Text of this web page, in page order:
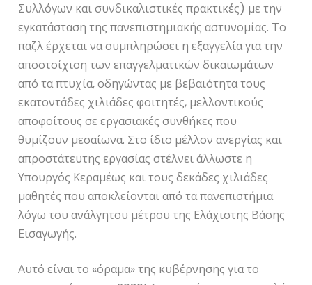
Συλλόγων και συνδικαλιστικές πρακτικές) με την
εγκατάσταση της πανεπιστημιακής αστυνομίας. Το
παζλ έρχεται να συμπληρώσει η εξαγγελία για την
αποστοίχιση των επαγγελματικών δικαιωμάτων
από τα πτυχία, οδηγώντας με βεβαιότητα τους
εκατοντάδες χιλιάδες φοιτητές, μελλοντικούς
αποφοίτους σε εργασιακές συνθήκες που
θυμίζουν μεσαίωνα. Στο ίδιο μέλλον ανεργίας και
απροστάτευτης εργασίας στέλνει άλλωστε η
Υπουργός Κεραμέως και τους δεκάδες χιλιάδες
μαθητές που αποκλείονται από τα πανεπιστήμια
λόγω του ανάλγητου μέτρου της Ελάχιστης Βάσης
Εισαγωγής.
Αυτό είναι το «όραμα» της κυβέρνησης για το